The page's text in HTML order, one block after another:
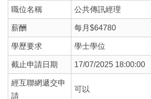
職位名稱 公共傳訊經理
薪酬 每月$64780
學歷要求 學士學位
截止申請日期 17/07/2025 18:00:00
經互聯網遞交申
請
可以